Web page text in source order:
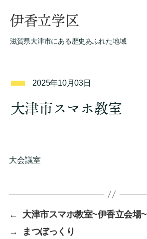
伊香立学区
滋賀県大津市にある歴史あふれた地域
2025年10月03日
大津市スマホ教室
大会議室
←
大津市スマホ教室~伊香立会場~
→
まつぼっくり